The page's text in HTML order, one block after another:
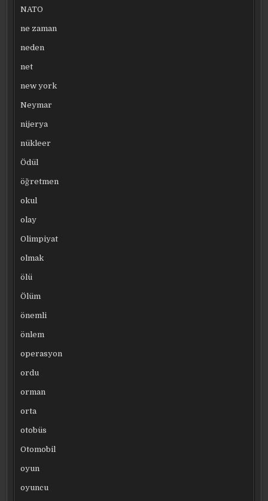
NATO
ne zaman
neden
net
new york
Neymar
nijerya
nükleer
Ödül
öğretmen
okul
olay
Olimpiyat
olmak
ölü
Ölüm
önemli
önlem
operasyon
ordu
orman
orta
otobüs
Otomobil
oyun
oyuncu